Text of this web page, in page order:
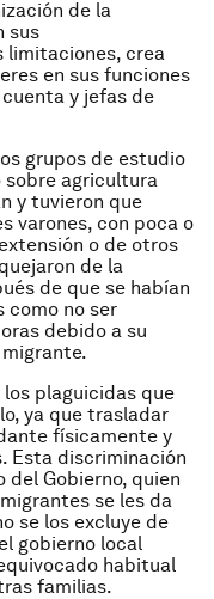
de la
sus
limitaciones, crea
en sus funciones
y jefas de
grupos de estudio
sobre agricultura
y tuvieron que
varones, con poca o
o de otros
de la
de que se habían
como no ser
debido a su
plaguicidas que
ya que trasladar
físicamente y
Esta discriminación
Gobierno, quien
se les da
se los excluye de
gobierno local
habitual
familias.